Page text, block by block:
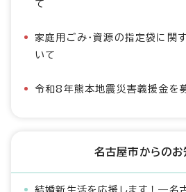
て
家庭用ごみ・資源の指定袋に関
いて
令和8年熊本地震災害義援金を
名古屋市からのお
結婚新生活を応援します！―名